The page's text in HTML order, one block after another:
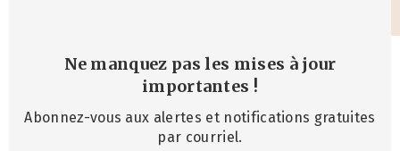
Ne manquez pas les mises à jour
importantes !
Abonnez-vous aux alertes et notifications gratuites
par courriel.